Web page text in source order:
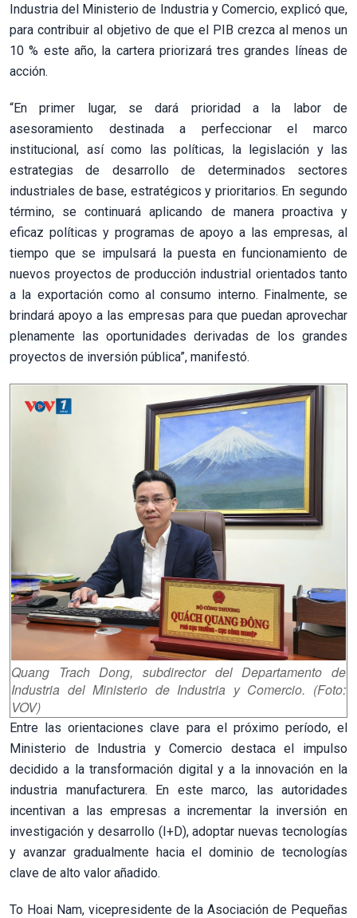
Industria del Ministerio de Industria y Comercio, explicó que,
para contribuir al objetivo de que el PIB crezca al menos un
10 % este año, la cartera priorizará tres grandes líneas de
acción.
“En primer lugar, se dará prioridad a la labor de
asesoramiento destinada a perfeccionar el marco
institucional, así como las políticas, la legislación y las
estrategias de desarrollo de determinados sectores
industriales de base, estratégicos y prioritarios. En segundo
término, se continuará aplicando de manera proactiva y
eficaz políticas y programas de apoyo a las empresas, al
tiempo que se impulsará la puesta en funcionamiento de
nuevos proyectos de producción industrial orientados tanto
a la exportación como al consumo interno. Finalmente, se
brindará apoyo a las empresas para que puedan aprovechar
plenamente las oportunidades derivadas de los grandes
proyectos de inversión pública”, manifestó.
Quang Trach Dong, subdirector del Departamento de
Industria del Ministerio de Industria y Comercio. (Foto:
VOV)
Entre las orientaciones clave para el próximo período, el
Ministerio de Industria y Comercio destaca el impulso
decidido a la transformación digital y a la innovación en la
industria manufacturera. En este marco, las autoridades
incentivan a las empresas a incrementar la inversión en
investigación y desarrollo (I+D), adoptar nuevas tecnologías
y avanzar gradualmente hacia el dominio de tecnologías
clave de alto valor añadido.
To Hoai Nam, vicepresidente de la Asociación de Pequeñas